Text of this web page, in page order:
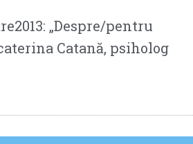
„Despre/pentru
Catană, psiholog